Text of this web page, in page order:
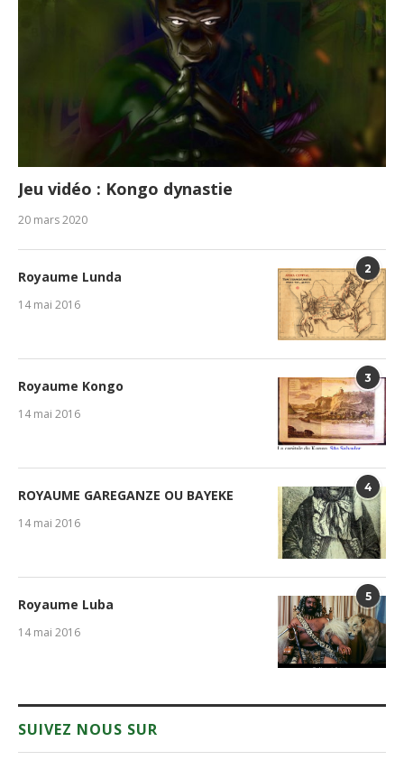
Jeu vidéo : Kongo dynastie
20 mars 2020
2
Royaume Lunda
14 mai 2016
3
Royaume Kongo
14 mai 2016
4
ROYAUME GAREGANZE OU BAYEKE
14 mai 2016
5
Royaume Luba
14 mai 2016
SUIVEZ NOUS SUR